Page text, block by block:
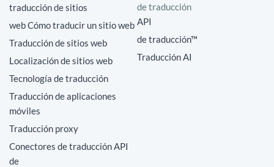
traducción de sitios
web Cómo traducir un sitio web
Traducción de sitios web
Localización de sitios web
Tecnología de traducción
Traducción de aplicaciones
móviles
Traducción proxy
Conectores de traducción API
de
de traducción
API
de traducción™
Traducción AI